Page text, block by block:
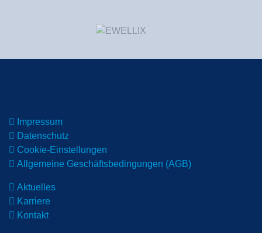
Impressum
Datenschutz
Cookie-Einstellungen
Allgemeine Geschäftsbedingungen (AGB)
Aktuelles
Karriere
Kontakt